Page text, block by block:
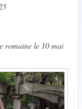
romaine le 10 mai